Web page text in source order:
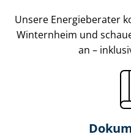
Unsere Energieberater
Winternheim und
an –